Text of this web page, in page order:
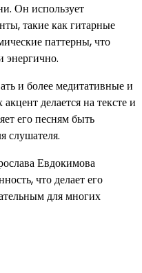
Он использует
такие как гитарные
паттерны, что
энергично.
и более медитативные и
делается на тексте и
его песням быть
слушателя.
Евдокимова
что делает его
для многих